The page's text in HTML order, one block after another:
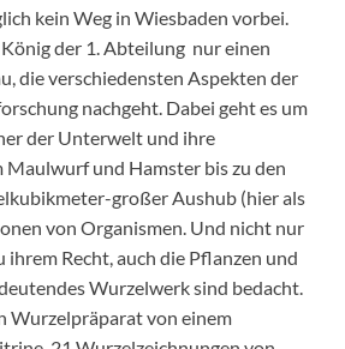
kein Weg in Wiesbaden vorbei.
der 1. Abteilung nur einen
die verschiedensten Aspekten der
nachgeht. Dabei geht es um
der Unterwelt und ihre
und Hamster bis zu den
großer Aushub (hier als
von Organismen. Und nicht nur
ihrem Recht, auch die Pflanzen und
Wurzelwerk sind bedacht.
Wurzelpräparat von einem